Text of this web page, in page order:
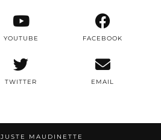
TWITTER
FACEBOOK
YOUTUBE
EMAIL
JUSTE MAUDINETTE